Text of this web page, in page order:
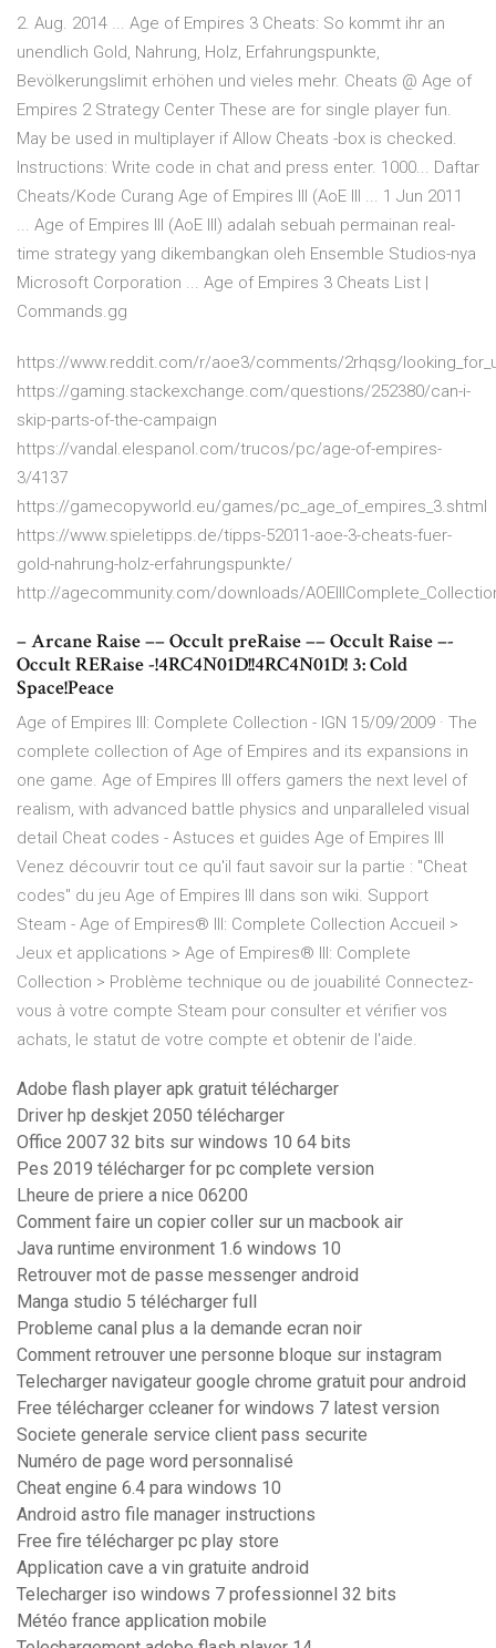
2. Aug. 2014 ... Age of Empires 3 Cheats: So kommt ihr an
unendlich Gold, Nahrung, Holz, Erfahrungspunkte,
Bevölkerungslimit erhöhen und vieles mehr. Cheats @ Age of
Empires 2 Strategy Center These are for single player fun.
May be used in multiplayer if Allow Cheats -box is checked.
Instructions: Write code in chat and press enter. 1000... Daftar
Cheats/Kode Curang Age of Empires III (AoE III ... 1 Jun 2011
... Age of Empires III (AoE III) adalah sebuah permainan real-
time strategy yang dikembangkan oleh Ensemble Studios-nya
Microsoft Corporation ... Age of Empires 3 Cheats List |
Commands.gg
https://www.reddit.com/r/aoe3/comments/2rhqsg/
https://gaming.stackexchange.com/questions/252380/can-i-
skip-parts-of-the-campaign
https://vandal.elespanol.com/trucos/pc/age-of-empires-
3/4137
https://gamecopyworld.eu/games/pc_age_of_empires_3.shtml
https://www.spieletipps.de/tipps-52011-aoe-3-cheats-fuer-
gold-nahrung-holz-erfahrungspunkte/
http://agecommunity.com/downloads/
– Arcane Raise –– Occult preRaise –– Occult Raise –-
Occult RERaise -!4RC4N01D!!4RC4N01D! 3: Cold
Space!Peace
Age of Empires III: Complete Collection - IGN 15/09/2009 · The
complete collection of Age of Empires and its expansions in
one game. Age of Empires III offers gamers the next level of
realism, with advanced battle physics and unparalleled visual
detail Cheat codes - Astuces et guides Age of Empires III
Venez découvrir tout ce qu'il faut savoir sur la partie : "Cheat
codes" du jeu Age of Empires III dans son wiki. Support
Steam - Age of Empires® III: Complete Collection Accueil >
Jeux et applications > Age of Empires® III: Complete
Collection > Problème technique ou de jouabilité Connectez-
vous à votre compte Steam pour consulter et vérifier vos
achats, le statut de votre compte et obtenir de l'aide.
Adobe flash player apk gratuit télécharger
Driver hp deskjet 2050 télécharger
Office 2007 32 bits sur windows 10 64 bits
Pes 2019 télécharger for pc complete version
Lheure de priere a nice 06200
Comment faire un copier coller sur un macbook air
Java runtime environment 1.6 windows 10
Retrouver mot de passe messenger android
Manga studio 5 télécharger full
Probleme canal plus a la demande ecran noir
Comment retrouver une personne bloque sur instagram
Telecharger navigateur google chrome gratuit pour android
Free télécharger ccleaner for windows 7 latest version
Societe generale service client pass securite
Numéro de page word personnalisé
Cheat engine 6.4 para windows 10
Android astro file manager instructions
Free fire télécharger pc play store
Application cave a vin gratuite android
Telecharger iso windows 7 professionnel 32 bits
Météo france application mobile